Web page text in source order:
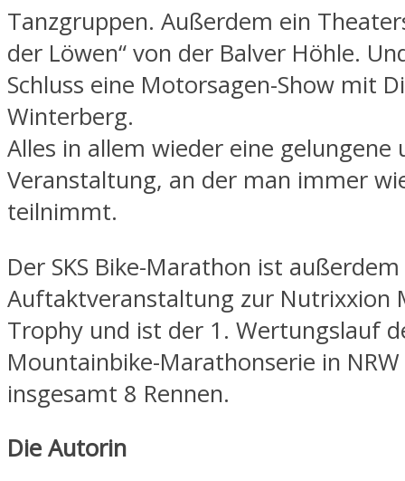
Tanzgruppen. Außerdem ein
der Löwen“ von der Balver Höhle.
Schluss eine Motorsagen-Show mit
Winterberg.
Alles in allem wieder eine gelungene
Veranstaltung, an der man immer
teilnimmt.
Der SKS Bike-Marathon ist außerdem
Auftaktveranstaltung zur Nutrixxion
Trophy und ist der 1. Wertungslauf
Mountainbike-Marathonserie in
insgesamt 8 Rennen.
Die Autorin